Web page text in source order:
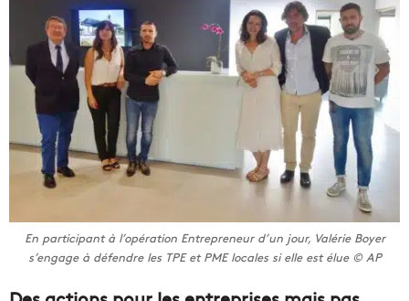
En participant à l’opération Entrepreneur d’un jour, Valérie Boyer
s’engage à défendre les TPE et PME locales si elle est élue © AP